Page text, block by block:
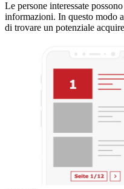
Le persone interessate
informazioni. In questo modo
di trovare un potenziale